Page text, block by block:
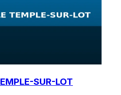
SUR-LOT